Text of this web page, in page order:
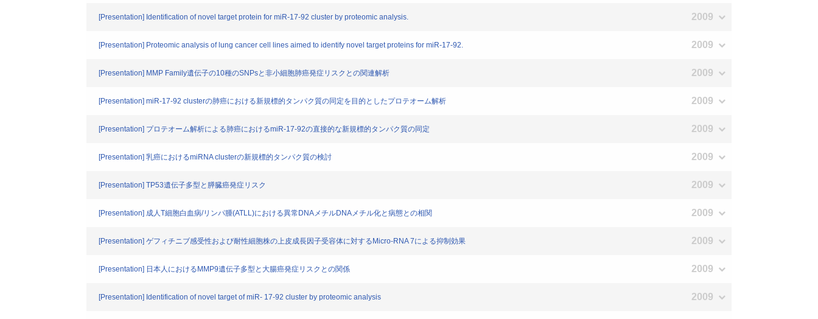
[Presentation] Identification of novel target protein for miR-17-92 cluster by proteomic analysis. 2009
[Presentation] Proteomic analysis of lung cancer cell lines aimed to identify novel target proteins for miR-17-92. 2009
[Presentation] MMP Family遺伝子の10種のSNPsと非小細胞肺癌発症リスクとの関連解析 2009
[Presentation] miR-17-92 clusterの肺癌における新規標的タンパク質の同定を目的としたプロテオーム解析 2009
[Presentation] プロテオーム解析による肺癌におけるmiR-17-92の直接的な新規標的タンパク質の同定 2009
[Presentation] 乳癌におけるmiRNA clusterの新規標的タンパク質の検討 2009
[Presentation] TP53遺伝子多型と膵臓癌発症リスク 2009
[Presentation] 成人T細胞白血病/リンパ腫(ATLL)における異常DNAメチルDNAメチル化と病態との相関 2009
[Presentation] ゲフィチニブ感受性および耐性細胞株の上皮成長因子受容体に対するMicro-RNA 7による抑制効果 2009
[Presentation] 日本人におけるMMP9遺伝子多型と大腸癌発症リスクとの関係 2009
[Presentation] Identification of novel target of miR- 17-92 cluster by proteomic analysis 2009